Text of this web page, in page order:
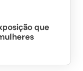
que